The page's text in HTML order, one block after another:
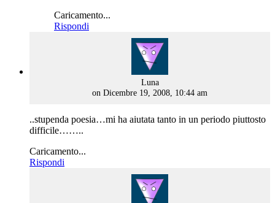
Caricamento...
Rispondi
Lunasays:
on Dicembre 19, 2008, 10:44 am
..stupenda poesia…mi ha aiutata tanto in un periodo piuttosto
difficile……..
Caricamento...
Rispondi